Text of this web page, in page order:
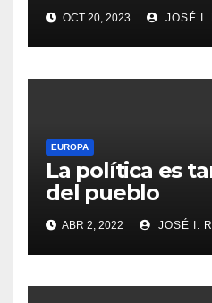
OCT 20, 2023 JOSÉ I.
EUROPA
La política es
del pueblo
ABR 2, 2022 JOSÉ I.